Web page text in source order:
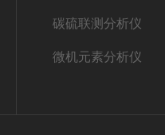
碳硫联测分析仪
微机元素分析仪